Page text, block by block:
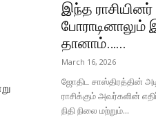
இந்த
போராடினாலும்
தானாம்…...
March 16, 2026
ஜோதிட சாஸ்திரத்தின்
ராசிக்கும் அவர்களின்
நிதி நிலை மற்றும்...